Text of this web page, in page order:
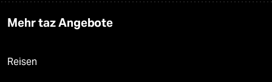
Mehr taz Angebote
Reisen